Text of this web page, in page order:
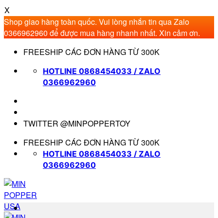
X
Shop giao hàng toàn quốc. Vui lòng nhắn tin qua Zalo
0366962960 để được mua hàng nhanh nhất. Xin cảm ơn.
qua
FREESHIP CÁC ĐƠN HÀNG TỪ 300K
HOTLINE 0868454033 / ZALO
0366962960
TWITTER @MINPOPPERTOY
FREESHIP CÁC ĐƠN HÀNG TỪ 300K
HOTLINE 0868454033 / ZALO
0366962960